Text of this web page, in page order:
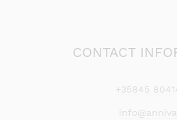
CONTACT
+35845